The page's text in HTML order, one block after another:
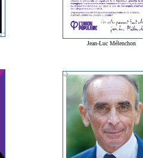
Jean-Luc Mélenchon